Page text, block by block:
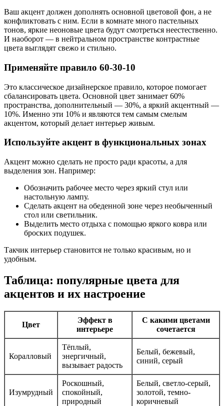
Ваш акцент должен дополнять основной цветовой фон, а не
конфликтовать с ним. Если в комнате много пастельных
тонов, яркие неоновые цвета будут смотреться неестественно.
И наоборот — в нейтральном пространстве контрастные
цвета выглядят свежо и стильно.
Применяйте правило 60-30-10
Это классическое дизайнерское правило, которое помогает
сбалансировать цвета. Основной цвет занимает 60%
пространства, дополнительный — 30%, а яркий акцентный —
10%. Именно эти 10% и являются тем самым смелым
акцентом, который делает интерьер живым.
Используйте акцент в функциональных зонах
Акцент можно сделать не просто ради красоты, а для
выделения зон. Например:
Обозначить рабочее место через яркий стул или
настольную лампу.
Сделать акцент на обеденной зоне через необыченный
стол или светильник.
Выделить место отдыха с помощью яркого ковра или
броских подушек.
Такчик интерьер становится не только красивым, но и
удобным.
Таблица: популярные цвета для
акцентов и их настроение
Цвет
Эффект в
интерьере
С какими цветами
сочетается
Коралловый
Тёплый,
энергичный,
вызывает радость
Белый, бежевый,
синий, серый
Изумрудный
Роскошный,
спокойный,
природный
Белый, светло-серый,
золотой, темно-
коричневый